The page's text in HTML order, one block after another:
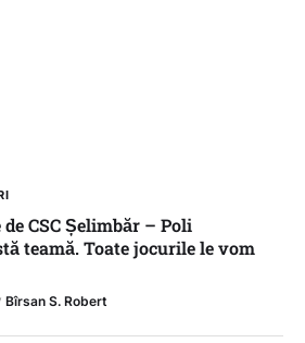
CSC Șelimbăr – Poli
teamă. Toate jocurile le vom
Bîrsan S. Robert